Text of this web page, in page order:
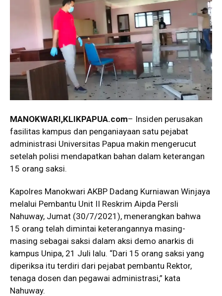
MANOKWARI,KLIKPAPUA.com– Insiden perusakan
fasilitas kampus dan penganiayaan satu pejabat
administrasi Universitas Papua makin mengerucut
setelah polisi mendapatkan bahan dalam keterangan
15 orang saksi.
Kapolres Manokwari AKBP Dadang Kurniawan Winjaya
melalui Pembantu Unit II Reskrim Aipda Persli
Nahuway, Jumat (30/7/2021), menerangkan bahwa
15 orang telah dimintai keterangannya masing-
masing sebagai saksi dalam aksi demo anarkis di
kampus Unipa, 21 Juli lalu. “Dari 15 orang saksi yang
diperiksa itu terdiri dari pejabat pembantu Rektor,
tenaga dosen dan pegawai administrasi,” kata
Nahuway.